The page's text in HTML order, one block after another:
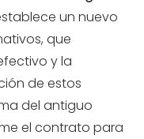
un nuevo
que
y la
de estos
del antiguo
el contrato para